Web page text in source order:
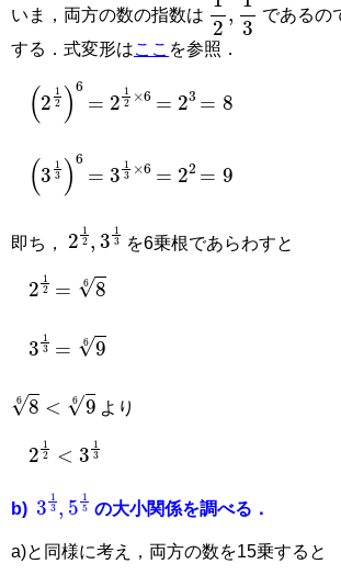
いま，両方の数の指数は 12 ,1 3
であるの
する．式変形はここ を参照．
(21 2 6
=212×6 23
(31 3 6
=313×6 22 9
即ち， 21 2,313
を6乗根であらわすと
212
=86
313
=96
86 <9 6 より
21 2 <3
b) 31 3,515
の大小関係を調べる．
a)と同様に考え，両方の数を15乗すると